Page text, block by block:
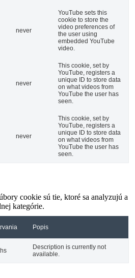
never
YouTube sets this
cookie to store the
video preferences of
the user using
embedded YouTube
video.
never
This cookie, set by
YouTube, registers a
unique ID to store data
on what videos from
YouTube the user has
seen.
never
This cookie, set by
YouTube, registers a
unique ID to store data
on what videos from
YouTube the user has
seen.
cookie sú tie, ktoré sa analyzujú a
kategórie.
Popis
Description is currently not
available.